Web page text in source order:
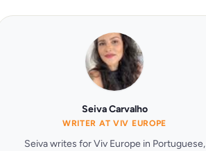
Seiva Carvalho
WRITER AT VIV EUROPE
Seiva writes for Viv Europe in Portuguese,